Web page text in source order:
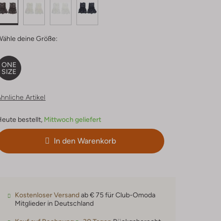
deine Größe:
ONE
SIZE
Artikel
bestellt, Mittwoch geliefert
In den Warenkorb
Kostenloser Versandab € 75 für Club-Omoda
Mitglieder in Deutschland